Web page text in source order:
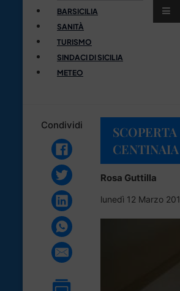
BARSICILIA
SANITÀ
TURISMO
SINDACI DI SICILIA
METEO
Condividi
Rosa Guttilla
lunedì 12 Marzo